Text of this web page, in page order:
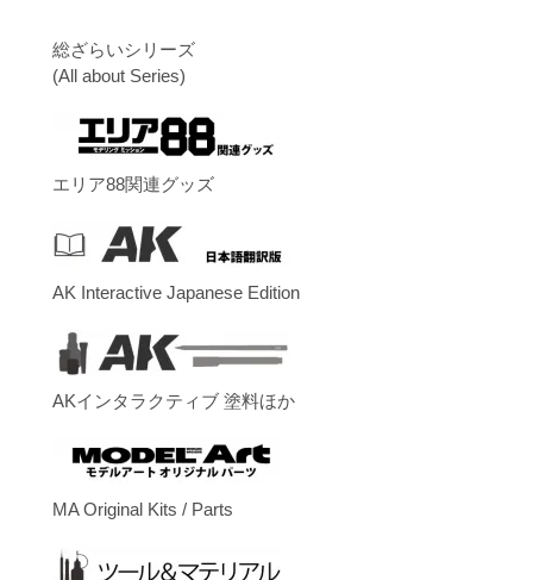
総ざらいシリーズ
(All about Series)
エリア88関連グッズ
AK Interactive Japanese Edition
AKインタラクティブ 塗料ほか
MA Original Kits / Parts